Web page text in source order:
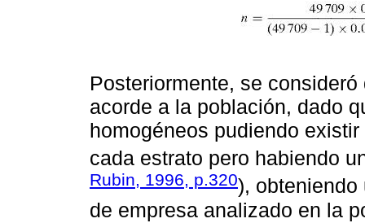
Posteriormente, se
acorde a la población, dado
homogéneos pudiendo
cada estrato pero habiendo
Rubin, 1996, p.320), obteniendo
de empresa analizado en la